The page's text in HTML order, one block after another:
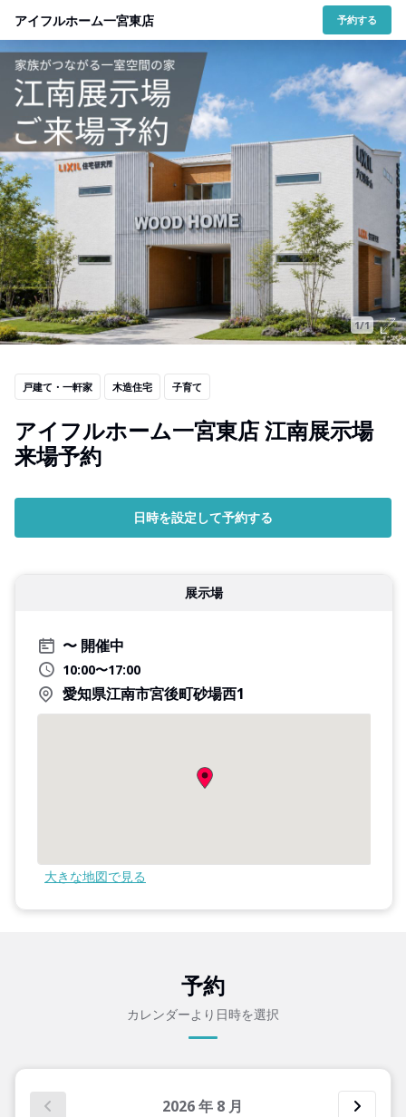
アイフルホーム一宮東店 予約する
1/1
戸建て・一軒家 木造住宅 子育て
アイフルホーム一宮東店 江南展示場
来場予約
日時を設定して予約する
展示場
開催中
10:00〜17:00
愛知県江南市宮後町砂場西1
大きな地図で見る
予約
カレンダーより日時を選択
2026年 8 月